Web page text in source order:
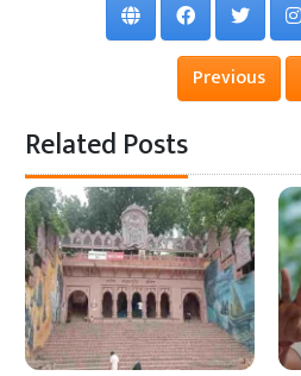
Previous
Related Posts